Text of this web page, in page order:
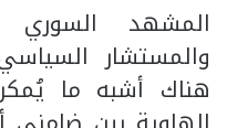
المشهد السوري
والمستشار
هناك أشبه ما